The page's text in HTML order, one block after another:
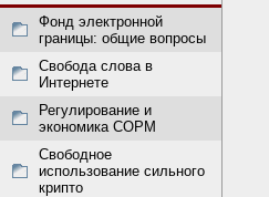
Фонд электронной
границы: общие вопросы
Свобода слова в
Интернете
Регулирование и
экономика СОРМ
Свободное
использование сильного
крипто